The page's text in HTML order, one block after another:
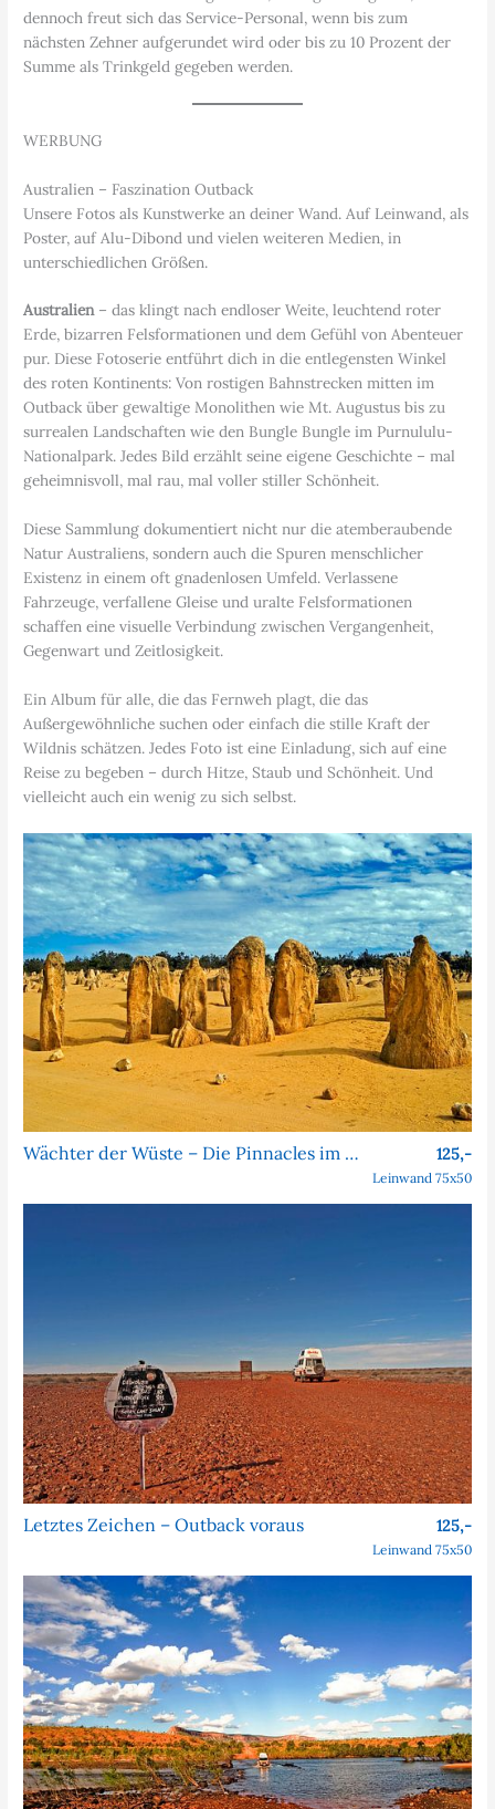
dennoch freut sich das Service-Personal, wenn bis zum
nächsten Zehner aufgerundet wird oder bis zu 10 Prozent der
Summe als Trinkgeld gegeben werden.
WERBUNG
Australien – Faszination Outback
Unsere Fotos als Kunstwerke an deiner Wand. Auf Leinwand, als
Poster, auf Alu-Dibond und vielen weiteren Medien, in
unterschiedlichen Größen.
Australien– das klingt nach endloser Weite, leuchtend roter
Erde, bizarren Felsformationen und dem Gefühl von Abenteuer
pur. Diese Fotoserie entführt dich in die entlegensten Winkel
des roten Kontinents: Von rostigen Bahnstrecken mitten im
Outback über gewaltige Monolithen wie Mt. Augustus bis zu
surrealen Landschaften wie den Bungle Bungle im Purnululu-
Nationalpark. Jedes Bild erzählt seine eigene Geschichte – mal
geheimnisvoll, mal rau, mal voller stiller Schönheit.
Diese Sammlung dokumentiert nicht nur die atemberaubende
Natur Australiens, sondern auch die Spuren menschlicher
Existenz in einem oft gnadenlosen Umfeld. Verlassene
Fahrzeuge, verfallene Gleise und uralte Felsformationen
schaffen eine visuelle Verbindung zwischen Vergangenheit,
Gegenwart und Zeitlosigkeit.
Ein Album für alle, die das Fernweh plagt, die das
Außergewöhnliche suchen oder einfach die stille Kraft der
Wildnis schätzen. Jedes Foto ist eine Einladung, sich auf eine
Reise zu begeben – durch Hitze, Staub und Schönheit. Und
vielleicht auch ein wenig zu sich selbst.
Wächter der Wüste – Die Pinnacles im Nambung-Nationalpark 125,-
Leinwand 75x50
Letztes Zeichen – Outback voraus 125,-
Leinwand 75x50